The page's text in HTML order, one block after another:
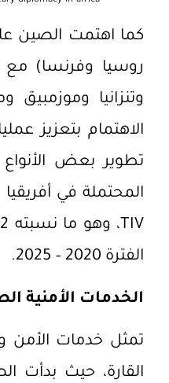
كما اهتمت الصين
روسيا وفرنسا) مع
وتنزانيا
الاهتمام بتعزيز
تطوير بعض
المحتملة في أفريقيا
TIV
الفترة 2020 – 2025.
الخدمات الأمنية
تمثل خدمات الأمن
القارة، حيث بدأت